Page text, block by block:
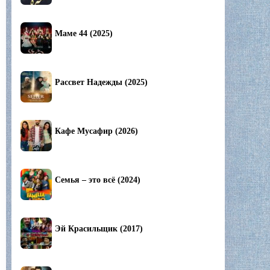
Маме 44 (2025)
Рассвет Надежды (2025)
Кафе Мусафир (2026)
Семья – это всё (2024)
Эй Красильщик (2017)